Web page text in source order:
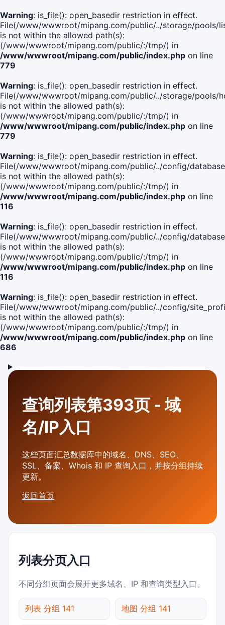
Warning: is_file(): open_basedir restriction in effect.
File(/www/wwwroot/mipang.com/public/../storage/pools/
is not within the allowed path(s):
(/www/wwwroot/mipang.com/public/:/tmp/) in
/www/wwwroot/mipang.com/public/index.php on line
779
Warning: is_file(): open_basedir restriction in effect.
File(/www/wwwroot/mipang.com/public/../storage/pools/
is not within the allowed path(s):
(/www/wwwroot/mipang.com/public/:/tmp/) in
/www/wwwroot/mipang.com/public/index.php on line
779
Warning: is_file(): open_basedir restriction in effect.
File(/www/wwwroot/mipang.com/public/../config/
is not within the allowed path(s):
(/www/wwwroot/mipang.com/public/:/tmp/) in
/www/wwwroot/mipang.com/public/index.php on line
116
Warning: is_file(): open_basedir restriction in effect.
File(/www/wwwroot/mipang.com/public/../config/
is not within the allowed path(s):
(/www/wwwroot/mipang.com/public/:/tmp/) in
/www/wwwroot/mipang.com/public/index.php on line
116
Warning: is_file(): open_basedir restriction in effect.
File(/www/wwwroot/mipang.com/public/../config/
is not within the allowed path(s):
(/www/wwwroot/mipang.com/public/:/tmp/) in
/www/wwwroot/mipang.com/public/index.php on line
686
查询列表第393页 - 域
名/IP入口
这些页面汇总数据库中的域名、DNS、SEO、
SSL、备案、Whois 和 IP 查询入口，并按分组持续
更新。
返回首页
列表分页入口
不同分组页面会展开更多域名、IP 和查询类型入口。
列表 分组 141 地图 分组 141